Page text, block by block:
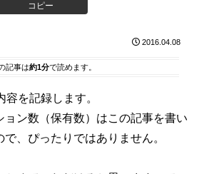
コピー
2016.04.08
記事は約1分で読めます。
を記録します。
ョン数（保有数）はこの記事を書い
、ぴったりではありません。